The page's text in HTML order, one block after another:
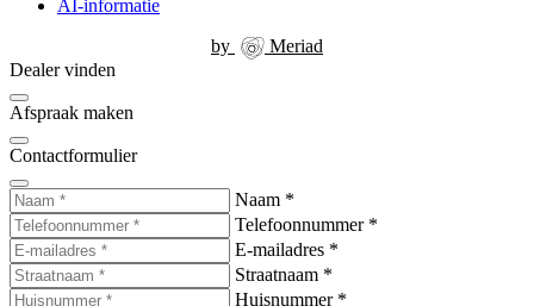
AI-informatie
by
Meriad
Dealer vinden
Afspraak maken
Contactformulier
Naam *
Telefoonnummer *
E-mailadres *
Straatnaam *
Huisnummer *